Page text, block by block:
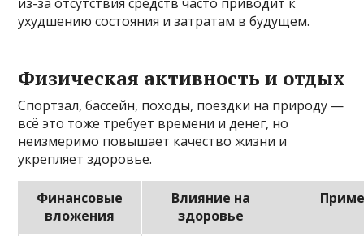
ухудшению состояния и затратам в будущем.
Физическая активность и отдых
Спортзал, бассейн, походы, поездки на природу —
всё это тоже требует времени и денег, но
неизмеримо повышает качество жизни и
укрепляет здоровье.
Финансовые
вложения
Влияние на
здоровье